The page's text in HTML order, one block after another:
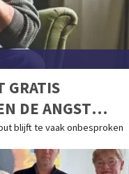
GRATIS
DE ANGST
blijft te vaak onbesproken